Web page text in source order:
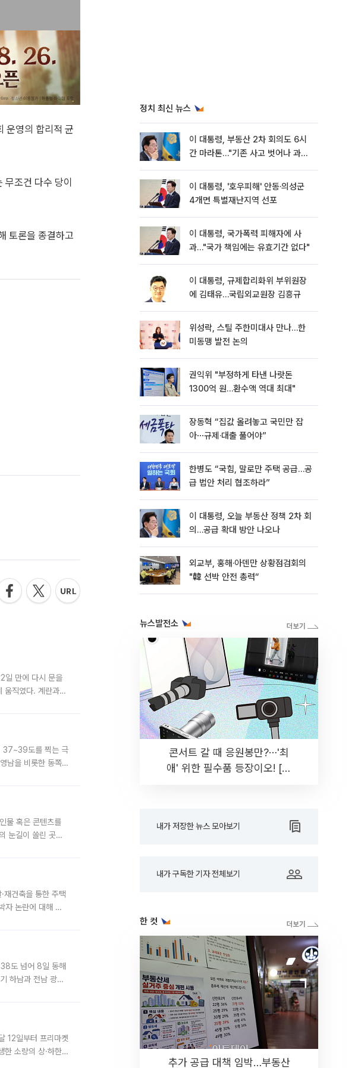
운영의 합리적 균
조건 다수 당이
토론을 종결하고
일 만에 다시 문을
움직였다. 계란과
37~39도를 찍는 극
남을 비롯한 동쪽
물 혹은 콘텐츠를
눈길이 쏠린 곳은
재건축을 통한 주택
자 논란에 대해 정
도 넘어 8일 동해
하남과 전남 광양
12일부터 프리마켓
한 소량의 상·하한
정치 최신 뉴스
이 대통령, 부동산 2차 회의도 6시
간 마라톤…"기존 사고 벗어나 과감
이 대통령, '호우피해' 안동·의성군
4개면 특별재난지역 선포
이 대통령, 국가폭력 피해자에 사
과…"국가 책임에는 유효기간 없다"
이 대통령, 규제합리화위 부위원장
에 김태유…국립외교원장 김흥규
위성락, 스틸 주한미대사 만나…한
미동맹 발전 논의
권익위 "부정하게 타낸 나랏돈
1300억 원…환수액 역대 최대"
장동혁 “집값 올려놓고 국민만 잡
아⋯규제·대출 풀어야”
한병도 “국힘, 말로만 주택 공급…공
급 법안 처리 협조하라”
이 대통령, 오늘 부동산 정책 2차 회
의…공급 확대 방안 나오나
외교부, 홍해·아덴만 상황점검회의
"韓 선박 안전 총력“
뉴스발전소
콘서트 갈 때 응원봉만?⋯'최
애' 위한 필수품 등장이오! [솔
내가 저장한 뉴스 모아보기
내가 구독한 기자 전체보기
한 컷
추가 공급 대책 임박…부동산